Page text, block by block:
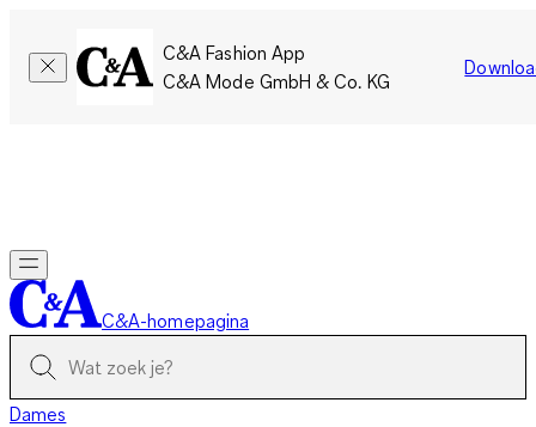
C&A Fashion App
C&A Mode GmbH & Co. KG
C&A-homepagina
Dames